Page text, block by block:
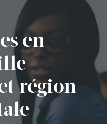
en
région